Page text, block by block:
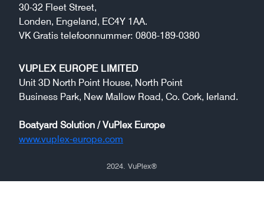
30-32 Fleet Street,
Londen, Engeland, EC4Y 1AA.
VK Gratis telefoonnummer: 0808-189-0380
VUPLEX EUROPE LIMITED
Unit 3D North Point House, North Point
Business Park, New Mallow Road, Co. Cork, Ierland.
Boatyard Solution / VuPlex Europe
www.vuplex-europe.com
2024. VuPlex®